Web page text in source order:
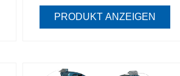
PRODUKT ANZEIGEN